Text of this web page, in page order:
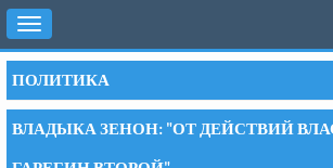
Toggle
navigation
ПОЛИТИКА
ВЛАДЫКА ЗЕНОН: "ОТ ДЕЙСТВИЙ